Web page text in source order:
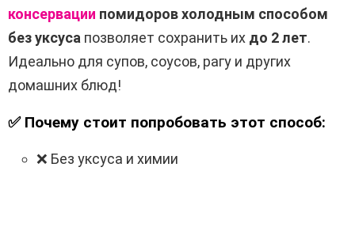
консервации помидоров холодным способом
без уксуса позволяет сохранить их до 2 лет.
Идеально для супов, соусов, рагу и других
домашних блюд!
✅ Почему стоит попробовать этот способ:
❌ Без уксуса и химии